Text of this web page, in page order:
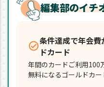
編集部のイチ
条件達成で年会
ドカード
年間のカードご利用100
無料になるゴールドカー